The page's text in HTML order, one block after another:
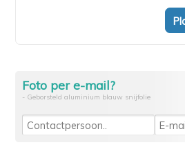
Foto per e-mail?
- Geborsteld aluminium blauw snijfolie